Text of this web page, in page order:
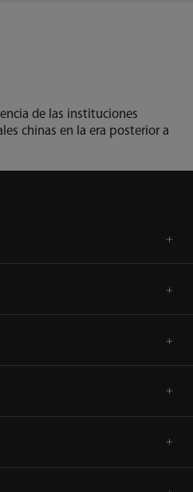
de las instituciones
chinas en la era posterior a